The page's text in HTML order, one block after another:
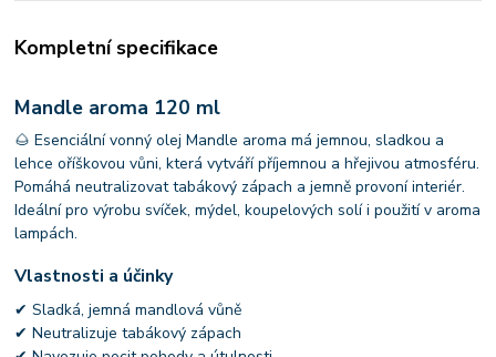
Kompletní specifikace
Mandle aroma 120 ml
🌰 Esenciální vonný olej Mandle aroma má jemnou, sladkou a
lehce oříškovou vůni, která vytváří příjemnou a hřejivou atmosféru.
Pomáhá neutralizovat tabákový zápach a jemně provoní interiér.
Ideální pro výrobu svíček, mýdel, koupelových solí i použití v aroma
lampách.
Vlastnosti a účinky
✔ Sladká, jemná mandlová vůně
✔ Neutralizuje tabákový zápach